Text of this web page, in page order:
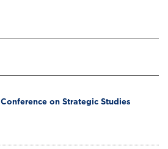
Conference on Strategic Studies